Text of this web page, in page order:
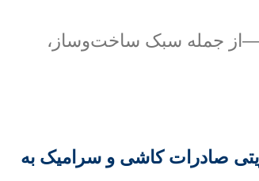
جمله سبک ساخت‌وساز،
صادرات کاشی و سرامیک به